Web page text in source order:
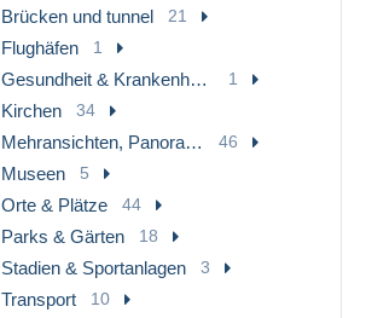
Brücken und tunnel 21
Flughäfen 1
Gesundheit & Krankenhäuser 1
Kirchen 34
Mehransichten, Panoramakarten 46
Museen 5
Orte & Plätze 44
Parks & Gärten 18
Stadien & Sportanlagen 3
Transport 10